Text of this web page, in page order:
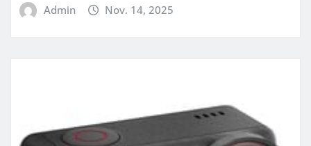
Admin Nov. 14, 2025